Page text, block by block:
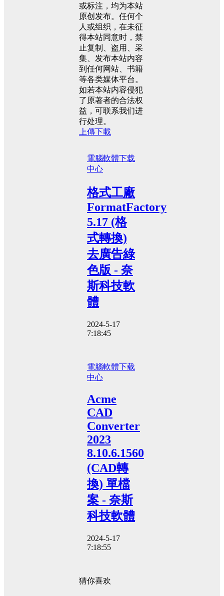
或标注，均为本站
原创发布。任何个
人或组织，在未征
得本站同意时，禁
止复制、盗用、采
集、发布本站内容
到任何网站、书籍
等各类媒体平台。
如若本站内容侵犯
了原著者的合法权
益，可联系我们进
行处理。
上傳下載
電腦軟體下载
中心
格式工廠
FormatFactory
5.17 (格
式轉換)
去廣告綠
色版 - 奈
斯科技軟
體
2024-5-17
7:18:45
電腦軟體下载
中心
Acme
CAD
Converter
2023
8.10.6.1560
(CAD轉
換) 單檔
案 - 奈斯
科技軟體
2024-5-17
7:18:55
猜你喜欢